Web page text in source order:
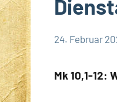
24. Februar
Mk 10,1-12: